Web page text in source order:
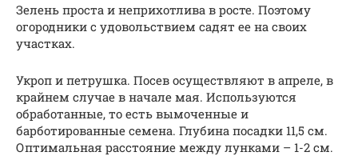
Зелень проста и неприхотлива в росте. Поэтому
огородники с удовольствием садят ее на своих
участках.
Укроп и петрушка. Посев осуществляют в апреле, в
крайнем случае в начале мая. Используются
обработанные, то есть вымоченные и
барботированные семена. Глубина посадки 11,5 см.
Оптимальная расстояние между лунками – 1-2 см.